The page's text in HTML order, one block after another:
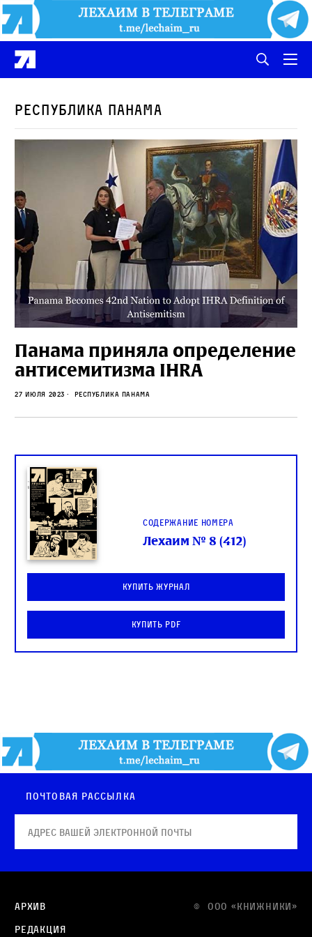
Республика Панама
Панама приняла определение
антисемитизма IHRA
27 июля 2023 Республика Панама
Содержание номера
Лехаим № 8 (412)
Купить журнал
Купить PDF
Почтовая рассылка
© OOO «КНИЖНИКИ»
Архив
Редакция